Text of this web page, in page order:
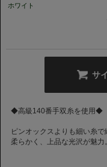
ホワイト
サ
◆高級140番手双糸を使用◆
ピンオックスよりも細い糸
柔らかく、上品な光沢が魅力。
ドライな肌触りで汗をかい
ネスからドレッシーな装いま